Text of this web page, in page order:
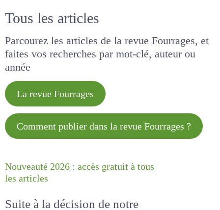
Tous les articles
Parcourez les articles de la revue Fourrages, et
faites vos recherches par mot-clé, auteur ou
année
La revue Fourrages
Comment publier dans la revue
Nouveauté 2026 : accès gratuit à